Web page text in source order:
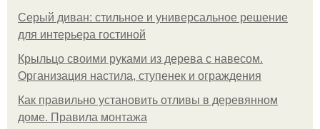
Серый диван: стильное и универсальное решение
для интерьера гостиной
Крыльцо своими руками из дерева с навесом.
Организация настила, ступенек и ограждения
Как правильно установить отливы в деревянном
доме. Правила монтажа